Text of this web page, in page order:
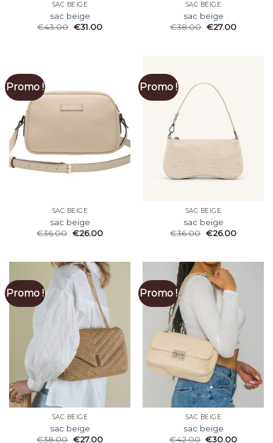
SAC BEIGE
sac beige
€43.00 €31.00
SAC BEIGE
sac beige
€38.00 €27.00
Promo !
SAC BEIGE
sac beige
€36.00 €26.00
Promo !
SAC BEIGE
sac beige
€36.00 €26.00
Promo !
SAC BEIGE
sac beige
€38.00 €27.00
Promo !
SAC BEIGE
sac beige
€42.00 €30.00